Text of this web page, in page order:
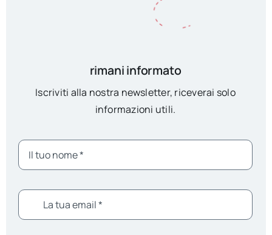
rimani informato
Iscriviti alla nostra newsletter, riceverai solo
informazioni utili.